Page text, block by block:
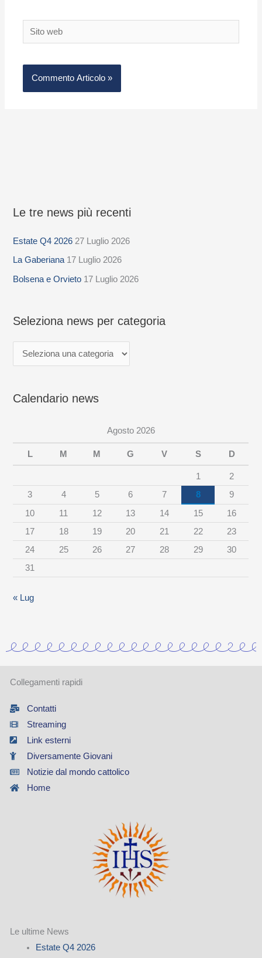
Sito
web
Le tre news più recenti
Estate Q4 2026 27 Luglio 2026
La Gaberiana 17 Luglio 2026
Bolsena e Orvieto 17 Luglio 2026
Seleziona news per categoria
S
l
e
z
n
w
r
c
i
Calendario news
Agosto 2026
L M M G V S D
1
2
3
4 5 6 7 8
9
10
11 12 13 14 15
16
17
18 19 20 21 22
23
24
25 26 27 28 29
30
31
« Lug
Collegamenti rapidi
Contatti
Streaming
Link esterni
Diversamente Giovani
Notizie dal mondo cattolico
Home
Le ultime News
Estate Q4 2026